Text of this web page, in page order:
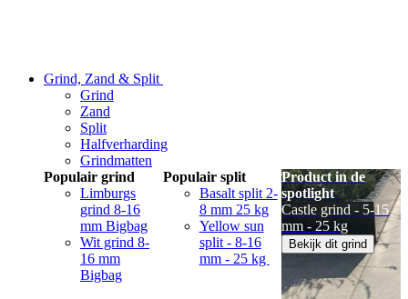
Grind, Zand & Split
Grind
Zand
Split
Halfverharding
Grindmatten
Populair grind
Limburgs
grind 8-16
mm Bigbag
Wit grind 8-
16 mm
Bigbag
Populair split
Basalt split 2-
8 mm 25 kg
Yellow sun
split - 8-16
mm - 25 kg
Product in de
spotlight
Castle grind - 5-15
mm - 25 kg
Bekijk dit grind